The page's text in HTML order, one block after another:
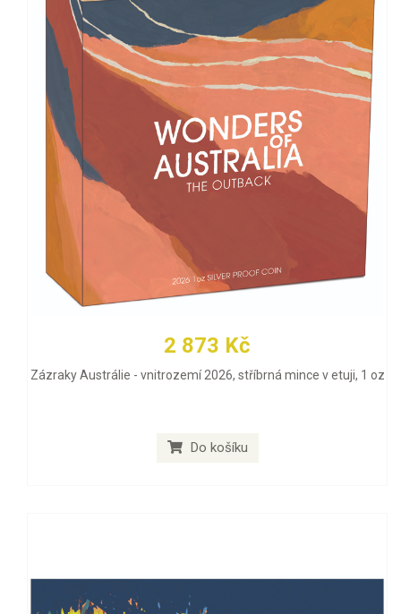
2 873 Kč
Zázraky Austrálie - vnitrozemí 2026, stříbrná mince v etuji, 1 oz
Do košíku